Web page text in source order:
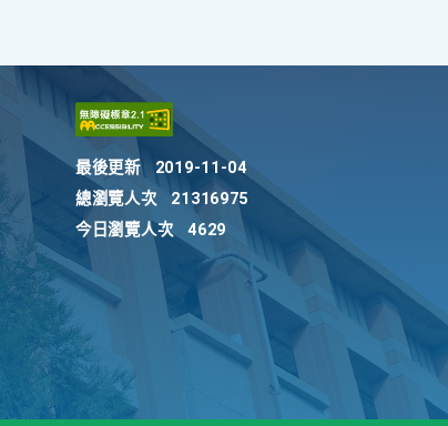
最後更新
2019-11-04
總瀏覽人次
21316975
今日瀏覽人次
4629